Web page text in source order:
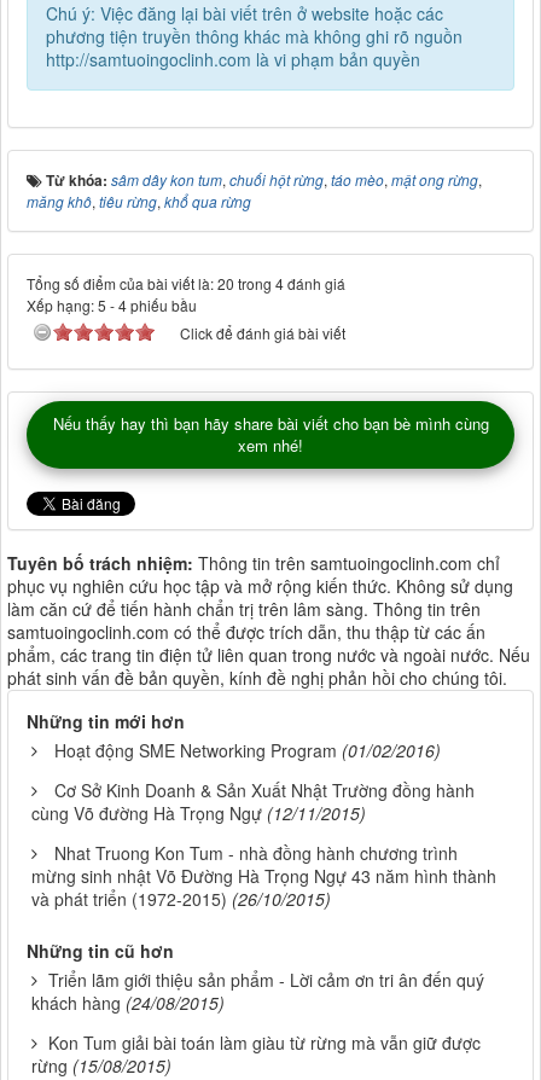
Chú ý: Việc đăng lại bài viết trên ở website hoặc các
phương tiện truyền thông khác mà không ghi rõ nguồn
http://samtuoingoclinh.com là vi phạm bản quyền
Từ khóa: sâm dây kon tum, chuối hột rừng, táo mèo, mật ong rừng,
măng khô, tiêu rừng, khổ qua rừng
Tổng số điểm của bài viết là: 20 trong 4 đánh giá
Xếp hạng:5 -4phiếu bầu
Click để đánh giá bài viết
Nếu thấy hay thì bạn hãy share bài viết cho bạn bè mình cùng
xem nhé!
Tuyên bố trách nhiệm: Thông tin trên samtuoingoclinh.com chỉ
phục vụ nghiên cứu học tập và mở rộng kiến thức. Không sử dụng
làm căn cứ để tiến hành chẩn trị trên lâm sàng. Thông tin trên
samtuoingoclinh.com có thể được trích dẫn, thu thập từ các ấn
phẩm, các trang tin điện tử liên quan trong nước và ngoài nước. Nếu
phát sinh vấn đề bản quyền, kính đề nghị phản hồi cho chúng tôi.
Những tin mới hơn
Hoạt động SME Networking Program (01/02/2016)
Cơ Sở Kinh Doanh & Sản Xuất Nhật Trường đồng hành
cùng Võ đường Hà Trọng Ngự (12/11/2015)
Nhat Truong Kon Tum - nhà đồng hành chương trình
mừng sinh nhật Võ Đường Hà Trọng Ngự 43 năm hình thành
và phát triển (1972-2015) (26/10/2015)
Những tin cũ hơn
Triển lãm giới thiệu sản phẩm - Lời cảm ơn tri ân đến quý
khách hàng (24/08/2015)
Kon Tum giải bài toán làm giàu từ rừng mà vẫn giữ được
rừng (15/08/2015)